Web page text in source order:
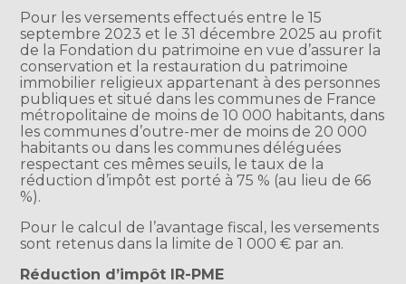
Pour les versements effectués entre le 15
septembre 2023 et le 31 décembre 2025 au profit
de la Fondation du patrimoine en vue d’assurer la
conservation et la restauration du patrimoine
immobilier religieux appartenant à des personnes
publiques et situé dans les communes de France
métropolitaine de moins de 10 000 habitants, dans
les communes d’outre-mer de moins de 20 000
habitants ou dans les communes déléguées
respectant ces mêmes seuils, le taux de la
réduction d’impôt est porté à 75 % (au lieu de 66
%).
Pour le calcul de l’avantage fiscal, les versements
sont retenus dans la limite de 1 000 € par an.
Réduction d’impôt IR-PME